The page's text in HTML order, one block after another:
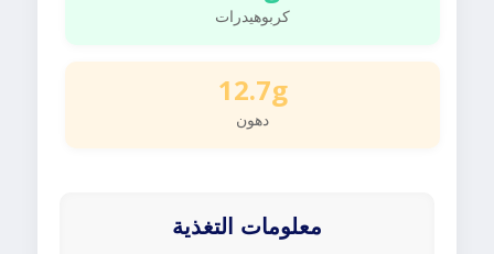
كربوهيدرات
12.7g
دهون
معلومات التغذية